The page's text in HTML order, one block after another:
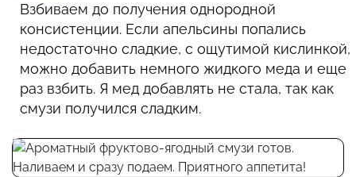
Взбиваем до получения однородной
консистенции. Если апельсины попались
недостаточно сладкие, с ощутимой кислинкой,
можно добавить немного жидкого меда и еще
раз взбить. Я мед добавлять не стала, так как
смузи получился сладким.